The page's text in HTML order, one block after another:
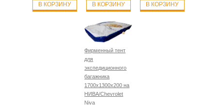
В КОРЗИНУ В КОРЗИНУ В КОРЗИНУ
Фирменный тент
для
экспедиционного
багажника
1700х1300х200 на
НИВА/Chevrolet
Niva